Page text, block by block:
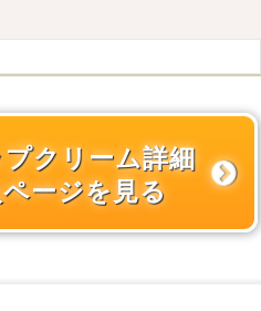
クリーム詳細
ージを見る